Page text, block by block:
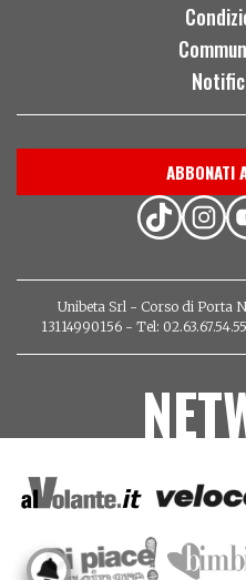
ABBONATI
Unibeta Srl - Corso di Porta
13114990156 - Tel: